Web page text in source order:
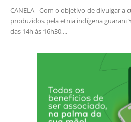
CANELA - Com o objetivo de divulgar a
produzidos pela etnia indígena guarani
das 14h às 16h30,...